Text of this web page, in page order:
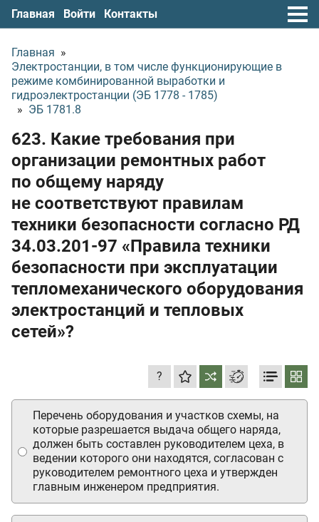
Главная Войти Контакты
Главная »
Электростанции, в том числе функционирующие в
режиме комбинированной выработки и
гидроэлектростанции (ЭБ 1778 - 1785)
» ЭБ 1781.8
623. Какие требования при
организации ремонтных работ
по общему наряду
не соответствуют правилам
техники безопасности согласно РД
34.03.201-97 «Правила техники
безопасности при эксплуатации
тепломеханического оборудования
электростанций и тепловых
сетей»?
?
Перечень оборудования и участков схемы, на
которые разрешается выдача общего наряда,
должен быть составлен руководителем цеха, в
ведении которого они находятся, согласован с
руководителем ремонтного цеха и утвержден
главным инженером предприятия.